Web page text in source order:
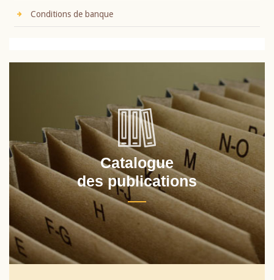
Conditions de banque
Catalogue
des publications